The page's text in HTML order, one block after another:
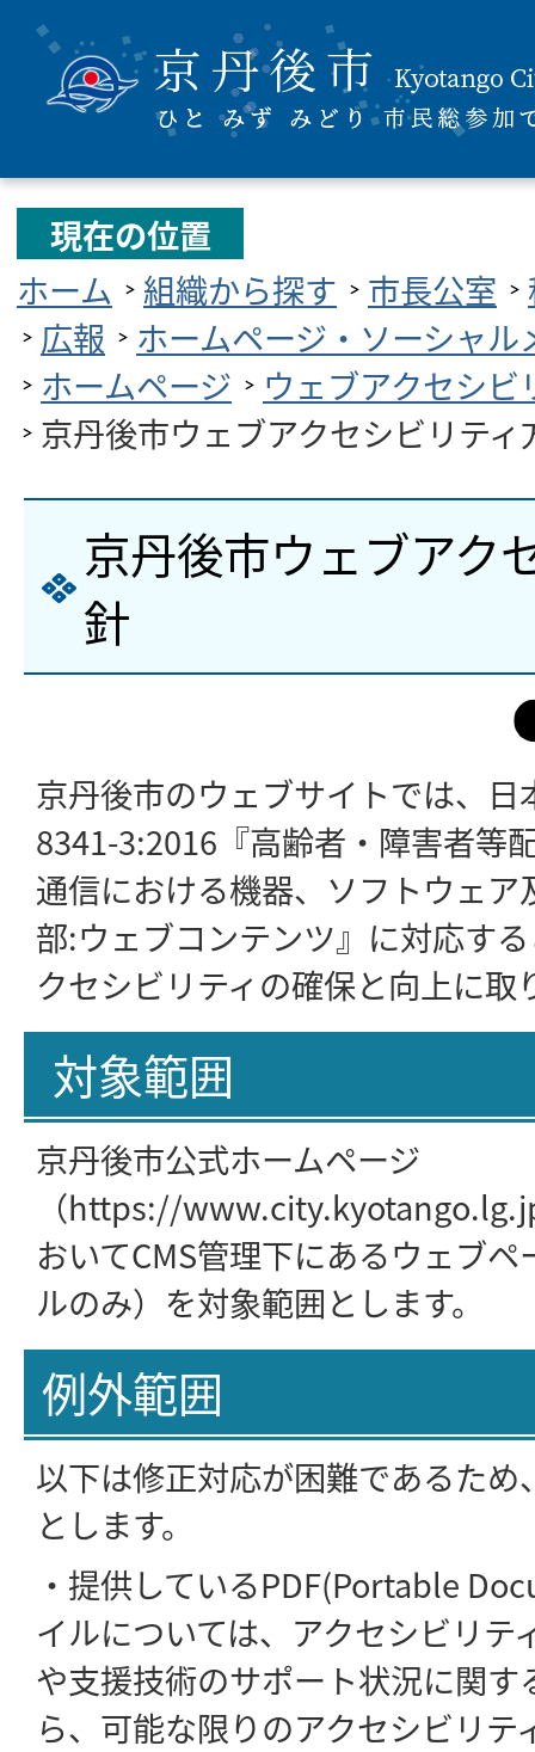
現在の位置
ホーム
組織から探す 市長公室
広報
ホームページ・ソーシャル
ホームページ
ウェブアクセシビ
京丹後市ウェブアクセシビリティ
京丹後市ウェブアク
針
京丹後市のウェブサイトでは、日
8341-3:2016『高齢者・障害者等
通信における機器、ソフトウェア
部:ウェブコンテンツ』に対応す
クセシビリティの確保と向上に取
対象範囲
京丹後市公式ホームページ
（https://
おいてCMS管理下にあるウェブ
ルのみ）を対象範囲とします。
例外範囲
以下は修正対応が困難であるた
とします。
・提供しているPDF(Portable
イルについては、アクセシビリテ
や支援技術のサポート状況に関
ら、可能な限りのアクセシビリテ